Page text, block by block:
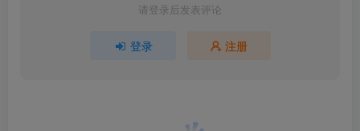
请登录后发表评论
登录 注册